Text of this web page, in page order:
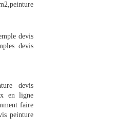
devis
devis
devis
en ligne
faire
peinture